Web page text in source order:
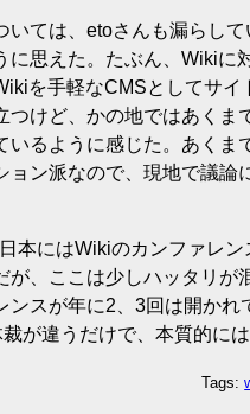
いては、etoさんも漏らし
に思えた。たぶん、Wikiに
を手軽なCMSとしてサ
つけど、かの地ではあくま
いるように感じた。あくま
ョン派なので、現地で議
本にはWikiのカンファレ
が、ここは少しハッタリ
ンスが年に2、3回は開か
が違うだけで、本質的には
Tags: